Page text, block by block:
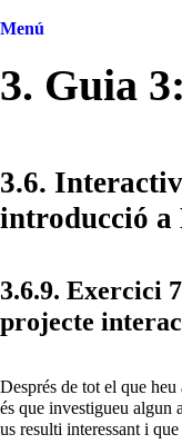
Menú
3. Guia
3.6.
introducció a
3.6.9. Exercici
projecte
Després de tot el que
és que investigueu algun
us resulti interessant i